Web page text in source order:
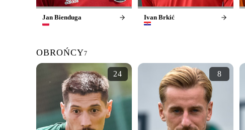
Jan Bienduga Ivan Brkić
OBROŃCY7
24 8